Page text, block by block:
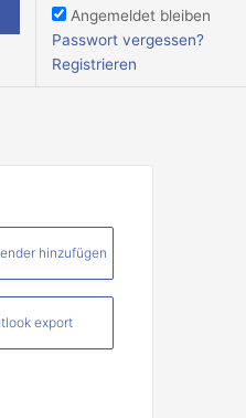
Angemeldet bleiben
Passwort vergessen?
Registrieren
hinzufügen
export